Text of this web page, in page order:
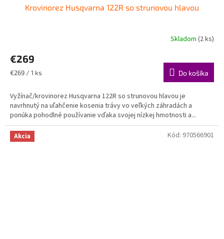
Krovinorez Husqvarna 122R so strunovou hlavou
Skladom (2 ks)
€269
Jednotková
€269 / 1 ks Do košíka
Vyžínač/krovinorez Husqvarna 122R so strunovou hlavou je
navrhnutý na uľahčenie kosenia trávy vo veľkých záhradách a
ponúka pohodlné používanie vďaka svojej nízkej hmotnosti a...
Akcia Kód: 970566901